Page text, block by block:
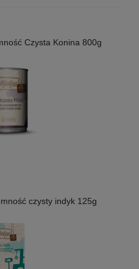
Czysta Konina 800g
czysty indyk 125g